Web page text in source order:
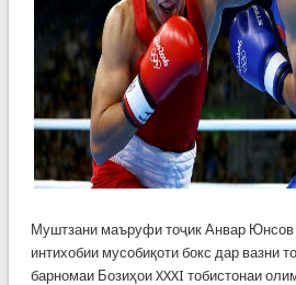
Муштзани маъруфи тоҷик Анвар Юнсов
интихобии мусобиқоти бокс дар вазни
барномаи Бозиҳои XXXI тобистонаи